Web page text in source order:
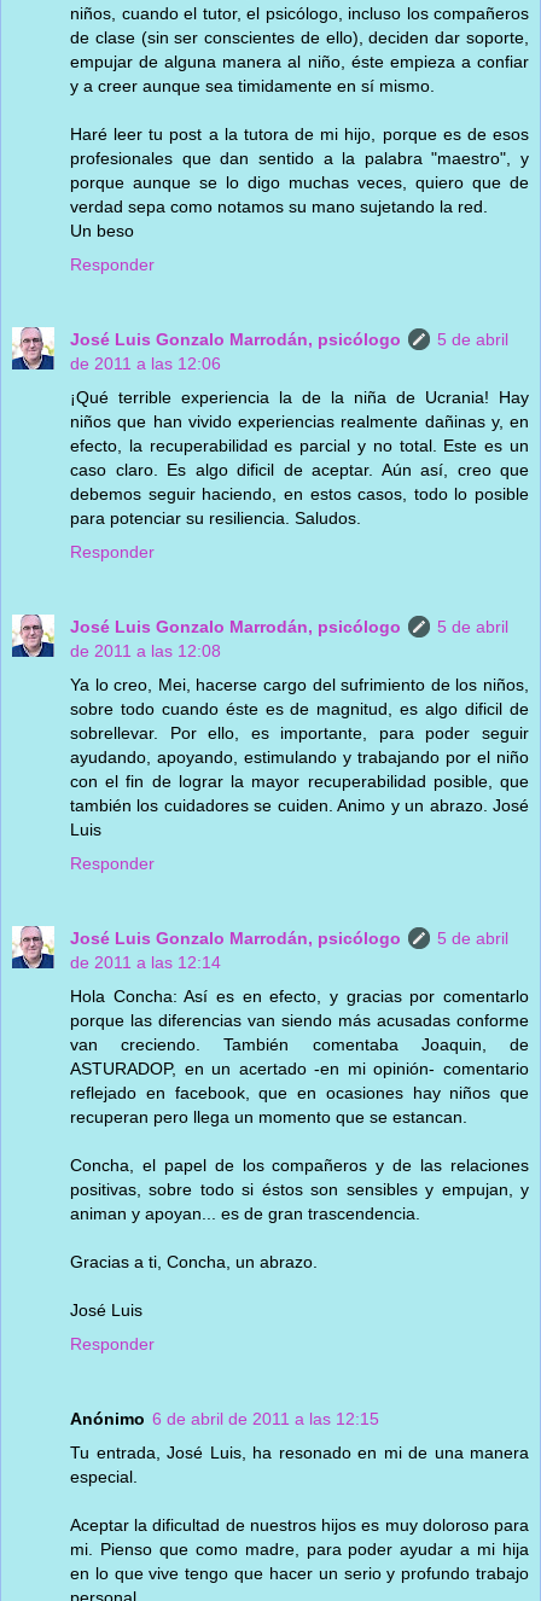
niños, cuando el tutor, el psicólogo, incluso los compañeros
de clase (sin ser conscientes de ello), deciden dar soporte,
empujar de alguna manera al niño, éste empieza a confiar
y a creer aunque sea timidamente en sí mismo.
Haré leer tu post a la tutora de mi hijo, porque es de esos
profesionales que dan sentido a la palabra "maestro", y
porque aunque se lo digo muchas veces, quiero que de
verdad sepa como notamos su mano sujetando la red.
Un beso
Responder
José Luis Gonzalo Marrodán, psicólogo
5 de abril
de 2011 a las 12:06
¡Qué terrible experiencia la de la niña de Ucrania! Hay
niños que han vivido experiencias realmente dañinas y, en
efecto, la recuperabilidad es parcial y no total. Este es un
caso claro. Es algo dificil de aceptar. Aún así, creo que
debemos seguir haciendo, en estos casos, todo lo posible
para potenciar su resiliencia. Saludos.
Responder
José Luis Gonzalo Marrodán, psicólogo
5 de abril
de 2011 a las 12:08
Ya lo creo, Mei, hacerse cargo del sufrimiento de los niños,
sobre todo cuando éste es de magnitud, es algo dificil de
sobrellevar. Por ello, es importante, para poder seguir
ayudando, apoyando, estimulando y trabajando por el niño
con el fin de lograr la mayor recuperabilidad posible, que
también los cuidadores se cuiden. Animo y un abrazo. José
Luis
Responder
José Luis Gonzalo Marrodán, psicólogo
5 de abril
de 2011 a las 12:14
Hola Concha: Así es en efecto, y gracias por comentarlo
porque las diferencias van siendo más acusadas conforme
van creciendo. También comentaba Joaquin, de
ASTURADOP, en un acertado -en mi opinión- comentario
reflejado en facebook, que en ocasiones hay niños que
recuperan pero llega un momento que se estancan.
Concha, el papel de los compañeros y de las relaciones
positivas, sobre todo si éstos son sensibles y empujan, y
animan y apoyan... es de gran trascendencia.
Gracias a ti, Concha, un abrazo.
José Luis
Responder
Anónimo 6 de abril de 2011 a las 12:15
Tu entrada, José Luis, ha resonado en mi de una manera
especial.
Aceptar la dificultad de nuestros hijos es muy doloroso para
mi. Pienso que como madre, para poder ayudar a mi hija
en lo que vive tengo que hacer un serio y profundo trabajo
personal.